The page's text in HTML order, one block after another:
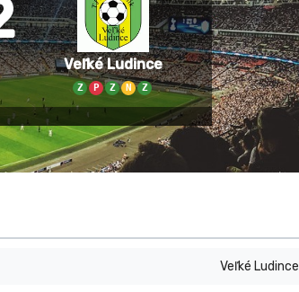
Veľké Ludince
Z P Z N Z
Veľké Ludince